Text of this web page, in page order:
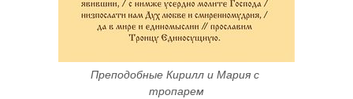
Преподобные Кирилл и Мария с
тропарем